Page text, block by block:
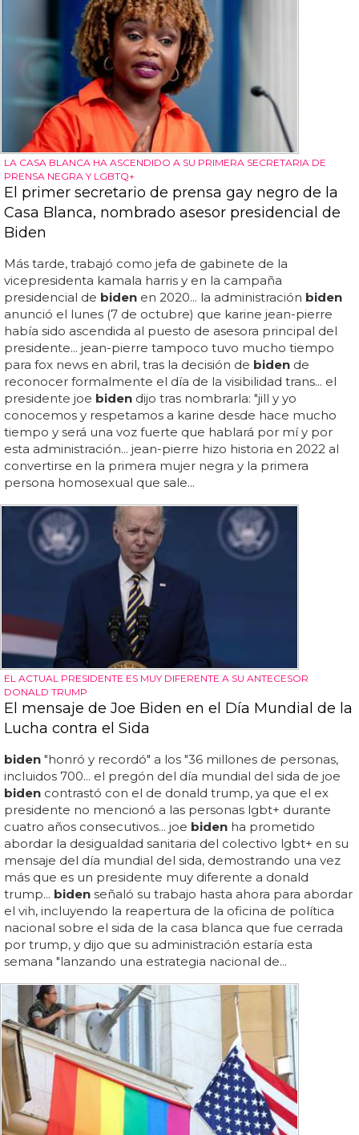
LA CASA BLANCA HA ASCENDIDO A SU PRIMERA SECRETARIA DE
PRENSA NEGRA Y LGBTQ+
El primer secretario de prensa gay negro de la
Casa Blanca, nombrado asesor presidencial de
Biden
Más tarde, trabajó como jefa de gabinete de la
vicepresidenta kamala harris y en la campaña
presidencial de biden en 2020... la administración biden
anunció el lunes (7 de octubre) que karine jean-pierre
había sido ascendida al puesto de asesora principal del
presidente... jean-pierre tampoco tuvo mucho tiempo
para fox news en abril, tras la decisión de biden de
reconocer formalmente el día de la visibilidad trans... el
presidente joe biden dijo tras nombrarla: "jill y yo
conocemos y respetamos a karine desde hace mucho
tiempo y será una voz fuerte que hablará por mí y por
esta administración... jean-pierre hizo historia en 2022 al
convertirse en la primera mujer negra y la primera
persona homosexual que sale...
EL ACTUAL PRESIDENTE ES MUY DIFERENTE A SU ANTECESOR
DONALD TRUMP
El mensaje de Joe Biden en el Día Mundial de la
Lucha contra el Sida
biden "honró y recordó" a los "36 millones de personas,
incluidos 700... el pregón del día mundial del sida de joe
biden contrastó con el de donald trump, ya que el ex
presidente no mencionó a las personas lgbt+ durante
cuatro años consecutivos... joe biden ha prometido
abordar la desigualdad sanitaria del colectivo lgbt+ en su
mensaje del día mundial del sida, demostrando una vez
más que es un presidente muy diferente a donald
trump... biden señaló su trabajo hasta ahora para abordar
el vih, incluyendo la reapertura de la oficina de política
nacional sobre el sida de la casa blanca que fue cerrada
por trump, y dijo que su administración estaría esta
semana "lanzando una estrategia nacional de...